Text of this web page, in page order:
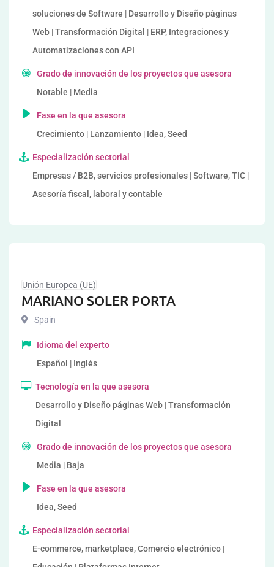
soluciones de Software | Desarrollo y Diseño páginas
Web | Transformación Digital | ERP, Integraciones y
Automatizaciones con API
Grado de innovación de los proyectos que asesora
Notable | Media
Fase en la que asesora
Crecimiento | Lanzamiento | Idea, Seed
Especialización sectorial
Empresas / B2B, servicios profesionales | Software, TIC |
Asesoría fiscal, laboral y contable
Unión Europea (UE)
MARIANO SOLER PORTA
Spain
Idioma del experto
Español | Inglés
Tecnología en la que asesora
Desarrollo y Diseño páginas Web | Transformación
Digital
Grado de innovación de los proyectos que asesora
Media | Baja
Fase en la que asesora
Idea, Seed
Especialización sectorial
E-commerce, marketplace, Comercio electrónico |